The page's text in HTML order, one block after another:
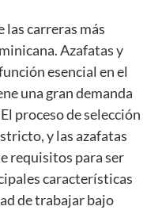
las carreras más
Azafatas y
esencial en el
una gran demanda
proceso de selección
y las azafatas
requisitos para ser
características
de trabajar bajo